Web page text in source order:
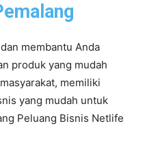
membantu Anda
produk yang mudah
memiliki
yang mudah untuk
Peluang Bisnis Netlife